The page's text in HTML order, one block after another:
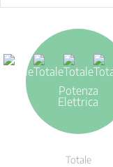
Potenza
Elettrica
Totale